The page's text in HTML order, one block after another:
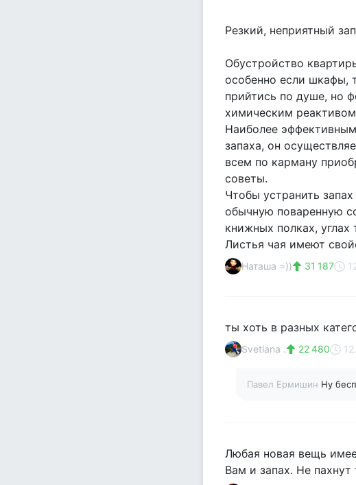
Резкий, неприятный
Обустройство
особенно если шкафы,
прийтись по душе, но
химическим
Наиболее
запаха, он
всем по карману
советы.
Чтобы устранить
обычную поваренную
книжных полках, углах
Листья чая имеют
Наташа =)) 31 187
ты хоть в разных
Svetlana . 22 480
Павел Ермишин Ну
Любая новая вещь
Вам и запах. Не